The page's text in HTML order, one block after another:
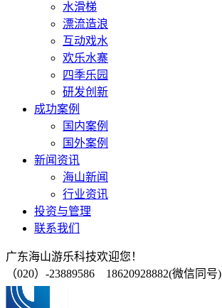
水滑梯
漂流造浪
互动戏水
欢乐水寨
四季乐园
研发创新
成功案例
国内案例
国外案例
新闻资讯
海山新闻
行业资讯
投资与管理
联系我们
广东海山游乐科技欢迎您！
（020）-23889586 18620928882(微信同号)